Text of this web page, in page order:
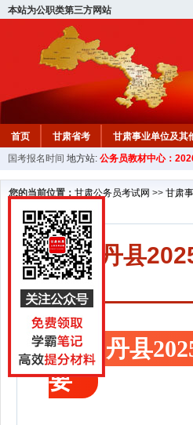
本站为公职类第三方网站
首页 甘肃省考 甘肃事业单位及其
国考报名时间 地方站: 公务员教材中心：
您的当前位置： 甘肃公务员考试网 >> 甘肃
山丹县
山丹县
要